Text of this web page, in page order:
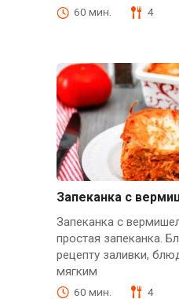
60 мин. 4
Запеканка с
Запеканка с
простая запеканка.
рецепту заливки,
мягким
60 мин. 4